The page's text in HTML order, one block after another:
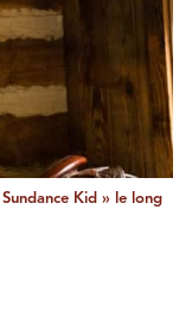
Kid » le long